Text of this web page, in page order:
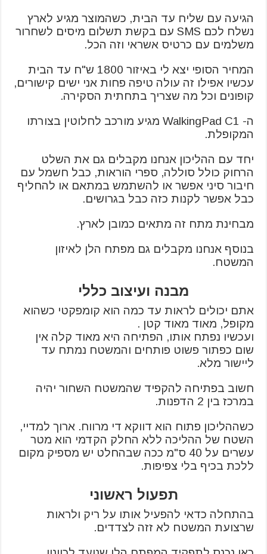
הגיעה עם שליח עד הבית, כשהמוצר מגיע לארץ
נשלח לכם SMS עם בקשת תשלום מיסים לשחרור
משלמים עם כרטיס אשראי וזה הכל.
המחיר הסופי יצא לי באיזור 1800 ש"ח עד הבית
עכשיו אפילו זה עולה טיפה פחות אני ישים קישורים,
קופונים וכל מה שצריך בתחתית הסקירה.
ה- WalkingPad C1 מגיע מורכב לחלוטין בצורתו
המקופלת.
יחד עם ההליכון אנחנו מקבלים גם את השלט
הרחוק כולל סוללה, ספרי הוראות, כבל חשמל עם
חיבור סיני אפשר או להשתמש במתאם או להחליף
כבל אפשר לקנות כזה כבל בגרושים.
מבחינת מתח זה מתאים כמובן לארץ.
בנוסף אנחנו מקבלים גם מפתח הלן לאיזון
המשטח.
מבנה ועיצוב כללי
אתם יכולים לראות עד כמה הוא קומפקטי כשהוא
מקופל, מאוד מאוד קטן .
ועכשיו נפתח אותו, הפתיחה היא מאוד קלה אין
שום כפתור פשוט פותחים והמשטח נמתח עד
ליישור מלא.
חשוב בפתיחה להקפיד שהמשטח השחור יהיה
במרכז בין 2 הדפנות.
כשההליכון פתוח הוא דווקא די מרווח. ארוך למדיי,
השטח של ההליכה ללא החלק הקדמי הוא מטר
עשרים על 40 ס"מ ככה שבהחלט יש מספיק מקום
ללכת בכיף בלי צפיפות.
תפעול ראשוני
בהתחלה כדאי להפעיל אותו על ריק ולראות
שרצועת המשטח לא זזה לצדדים.